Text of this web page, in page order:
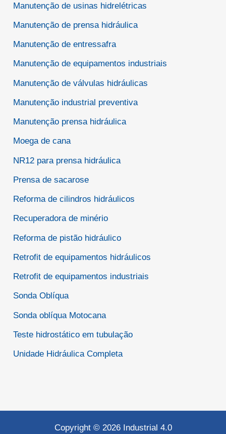
Manutenção de usinas hidrelétricas
Manutenção de prensa hidráulica
Manutenção de entressafra
Manutenção de equipamentos industriais
Manutenção de válvulas hidráulicas
Manutenção industrial preventiva
Manutenção prensa hidráulica
Moega de cana
NR12 para prensa hidráulica
Prensa de sacarose
Reforma de cilindros hidráulicos
Recuperadora de minério
Reforma de pistão hidráulico
Retrofit de equipamentos hidráulicos
Retrofit de equipamentos industriais
Sonda Oblíqua
Sonda oblíqua Motocana
Teste hidrostático em tubulação
Unidade Hidráulica Completa
Copyright © 2026 Industrial 4.0